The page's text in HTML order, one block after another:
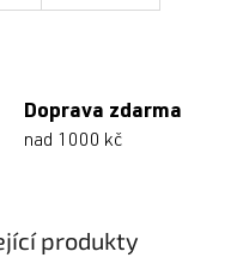
Doprava zdarma
nad 1000 kč
produkty